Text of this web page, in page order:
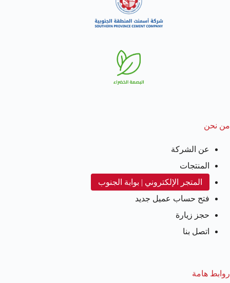
من نحن
عن الشركة
المنتجات
المتجر الإلكتروني | بوابة الجنوب
فتح حساب عميل جديد
حجز زيارة
اتصل بنا
روابط هامة